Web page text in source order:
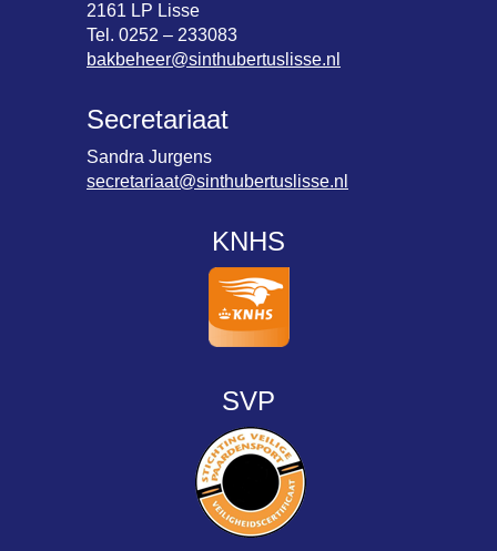
2161 LP Lisse
Tel. 0252 – 233083
bakbeheer@sinthubertuslisse.nl
Secretariaat
Sandra Jurgens
secretariaat@sinthubertuslisse.nl
KNHS
SVP